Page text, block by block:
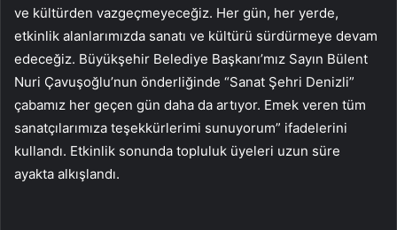
ve kültürden vazgeçmeyeceğiz. Her gün, her yerde,
etkinlik alanlarımızda sanatı ve kültürü sürdürmeye devam
edeceğiz. Büyükşehir Belediye Başkanı’mız Sayın Bülent
Nuri Çavuşoğlu’nun önderliğinde “Sanat Şehri Denizli”
çabamız her geçen gün daha da artıyor. Emek veren tüm
sanatçılarımıza teşekkürlerimi sunuyorum” ifadelerini
kullandı. Etkinlik sonunda topluluk üyeleri uzun süre
ayakta alkışlandı.